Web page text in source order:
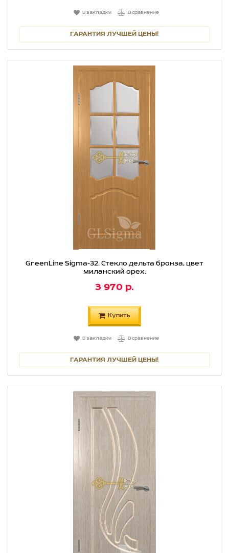
В закладки В сравнение
ГАРАНТИЯ ЛУЧШЕЙ ЦЕНЫ!
GreenLine Sigma-32. Стекло дельта бронза, цвет
миланский орех.
3 970 р.
Купить
В закладки В сравнение
ГАРАНТИЯ ЛУЧШЕЙ ЦЕНЫ!